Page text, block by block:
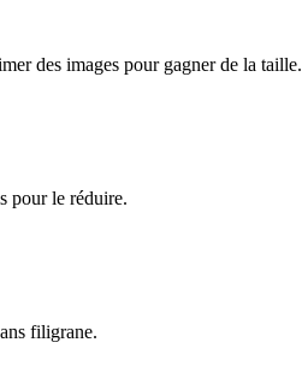
des images pour gagner de la taille.
pour le réduire.
filigrane.